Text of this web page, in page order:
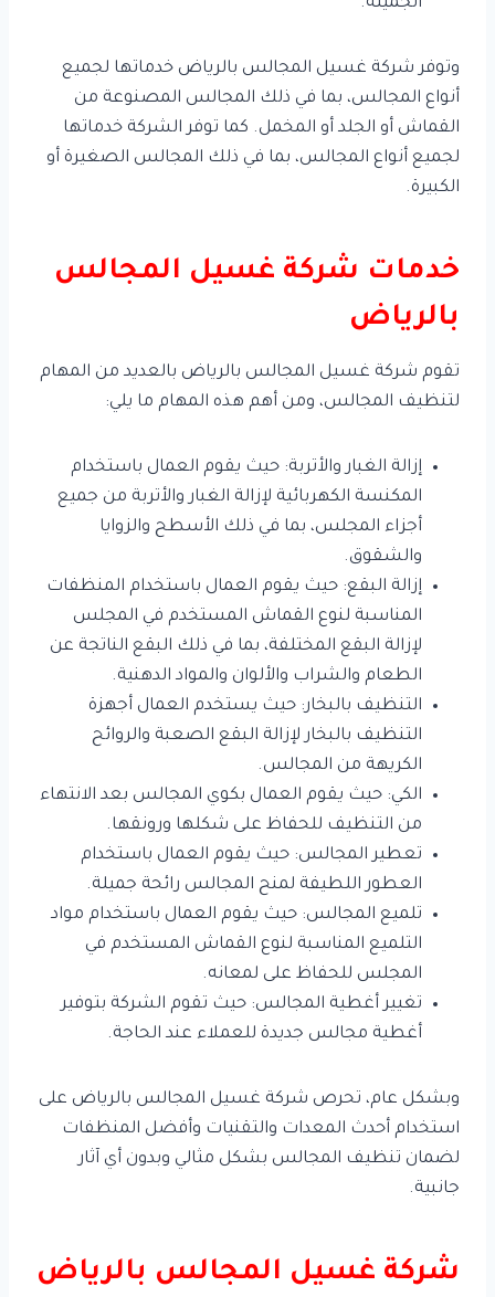
وتوفر شركة غسيل المجالس بالرياض خدماتها لجميع
أنواع المجالس، بما في ذلك المجالس المصنوعة من
القماش أو الجلد أو المخمل. كما توفر الشركة خدماتها
لجميع أنواع المجالس، بما في ذلك المجالس الصغيرة أو
الكبيرة.
خدمات شركة غسيل المجالس
بالرياض
تقوم شركة غسيل المجالس بالرياض بالعديد من المهام
لتنظيف المجالس، ومن أهم هذه المهام ما يلي:
إزالة الغبار والأتربة: حيث يقوم العمال باستخدام
المكنسة الكهربائية لإزالة الغبار والأتربة من جميع
أجزاء المجلس، بما في ذلك الأسطح والزوايا
والشقوق.
إزالة البقع: حيث يقوم العمال باستخدام المنظفات
المناسبة لنوع القماش المستخدم في المجلس
لإزالة البقع المختلفة، بما في ذلك البقع الناتجة عن
الطعام والشراب والألوان والمواد الدهنية.
التنظيف بالبخار: حيث يستخدم العمال أجهزة
التنظيف بالبخار لإزالة البقع الصعبة والروائح
الكريهة من المجالس.
الكي: حيث يقوم العمال بكوي المجالس بعد الانتهاء
من التنظيف للحفاظ على شكلها ورونقها.
تعطير المجالس: حيث يقوم العمال باستخدام
العطور اللطيفة لمنح المجالس رائحة جميلة.
تلميع المجالس: حيث يقوم العمال باستخدام مواد
التلميع المناسبة لنوع القماش المستخدم في
المجلس للحفاظ على لمعانه.
تغيير أغطية المجالس: حيث تقوم الشركة بتوفير
أغطية مجالس جديدة للعملاء عند الحاجة.
وبشكل عام، تحرص شركة غسيل المجالس بالرياض على
استخدام أحدث المعدات والتقنيات وأفضل المنظفات
لضمان تنظيف المجالس بشكل مثالي وبدون أي آثار
جانبية.
شركة غسيل المجالس بالرياض